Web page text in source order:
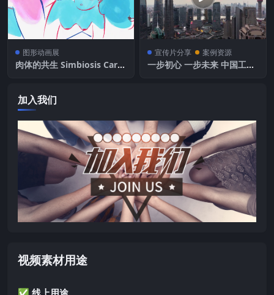
图形动画展
肉体的共生 Simbiosis Carn
宣传片分享 案例资源
一步初心 一步未来 中国工商
加入我们
视频素材用途
✅ 线上用途